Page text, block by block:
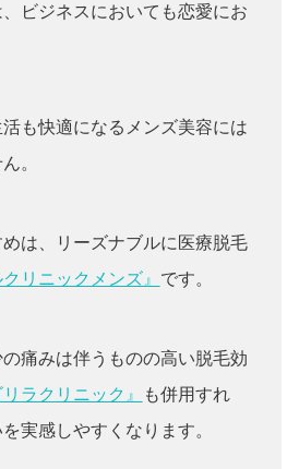
ビジネスにおいても恋愛にお
も快適になるメンズ美容には
。
は、リーズナブルに医療脱毛
クリニックメンズ』 です。
痛みは伴うものの高い脱毛効
リラクリニック』
も併用すれ
実感しやすくなります。